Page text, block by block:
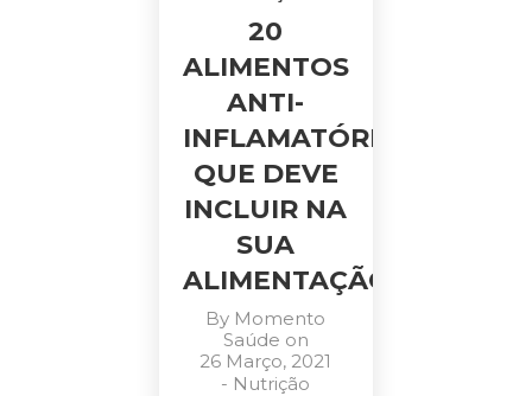
20
ALIMENTOS
ANTI-
INFLAMATÓRIOS
QUE DEVE
INCLUIR NA
SUA
ALIMENTAÇÃO
By Momento
Saúde on
26 Março, 2021
- Nutrição